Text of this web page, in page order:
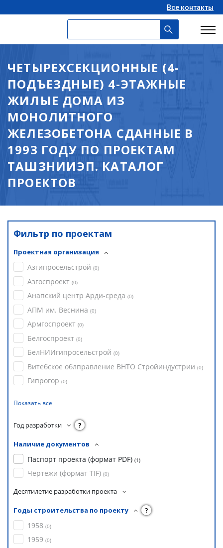
Все контакты
ЧЕТЫРЕХСЕКЦИОННЫЕ (4-
ПОДЪЕЗДНЫЕ) 4-ЭТАЖНЫЕ
ЖИЛЫЕ ДОМА ИЗ
МОНОЛИТНОГО
ЖЕЛЕЗОБЕТОНА СДАННЫЕ В
1993 ГОДУ ПО ПРОЕКТАМ
ТАШЗНИИЭП. КАТАЛОГ
ПРОЕКТОВ
Фильтр по проектам
Проектная организация
Азгипросельстрой (0)
Азгоспроект (0)
Анапский центр Арди-среда (0)
АПМ им. Веснина (0)
Армгоспроект (0)
Белгоспроект (0)
БелНИИгипросельстрой (0)
Витебское облправление ВНТО Стройиндустрии (0)
Гипрогор (0)
Показать все
Год разработки ?
Наличие документов
Паспорт проекта (формат PDF) (1)
Чертежи (формат TIF) (0)
Десятилетие разработки проекта
Годы строительства по проекту ?
1958 (0)
1959 (0)